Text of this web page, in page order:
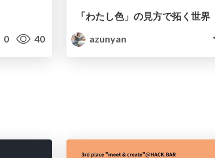
0 40
「わたし色」の見方で拓く世界
azunyan